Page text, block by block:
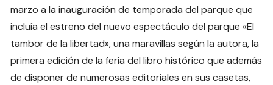
marzo a la inauguración de temporada del parque que
incluía el estreno del nuevo espectáculo del parque «El
tambor de la libertad», una maravillas según la autora, la
primera edición de la feria del libro histórico que además
de disponer de numerosas editoriales en sus casetas,